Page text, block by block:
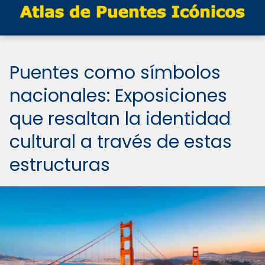
Puentes como símbolos
nacionales: Exposiciones
que resaltan la identidad
cultural a través de estas
estructuras